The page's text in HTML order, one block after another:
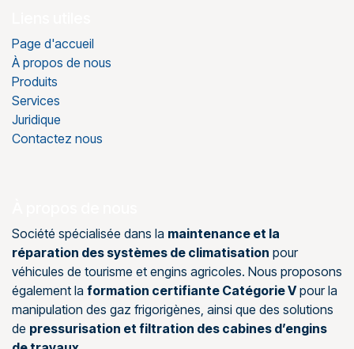
Page d'accueil
À propos de nous
Produits
Services
Juridique
Contactez nous
Société spécialisée dans la maintenance et la
réparation des systèmes de climatisation pour
véhicules de tourisme et engins agricoles. Nous proposons
également la formation certifiante Catégorie Vpour la
manipulation des gaz frigorigènes, ainsi que des solutions
de pressurisation et filtration des cabines d’engins